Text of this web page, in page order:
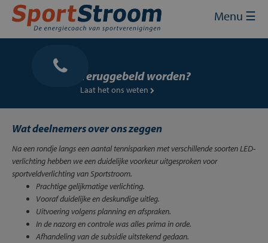
Sluit×
Home
Energie inkopen
Energie opwekken
Financiering en subsidies
Contact
Mijn SportStroom
Skip
content
Menu ☰
Teruggebeld worden?
Laat het ons weten
Wat deelnemers over ons zeggen
Na een rondje langs een aantal tennisparken met verschillende soorten LED-
verlichting hebben we een duidelijke voorkeur uitgesproken voor
sportveldverlichting van Sportstroom.
Prachtige gelijkmatige verlichting.
Vooraf duidelijke en deskundige uitleg.
Uitvoering volgens planning en afspraken.
In de nazorg en controle was alles prima in orde.
Afhandeling van de subsidie uitstekend gedaan.